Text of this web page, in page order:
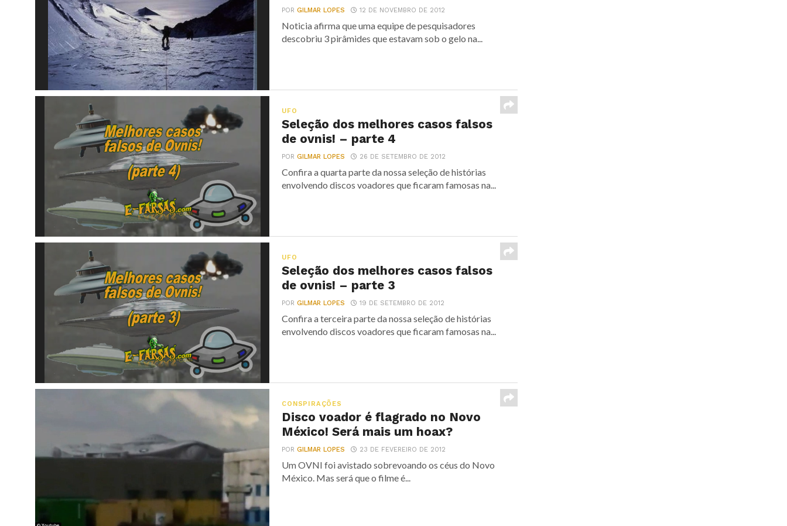
PORGILMAR LOPES 12 DE NOVEMBRO DE 2012
Noticia afirma que uma equipe de pesquisadores
descobriu 3 pirâmides que estavam sob o gelo na...
UFO
Seleção dos melhores casos falsos
de ovnis! – parte 4
PORGILMAR LOPES 26 DE SETEMBRO DE 2012
Confira a quarta parte da nossa seleção de histórias
envolvendo discos voadores que ficaram famosas na...
UFO
Seleção dos melhores casos falsos
de ovnis! – parte 3
PORGILMAR LOPES 19 DE SETEMBRO DE 2012
Confira a terceira parte da nossa seleção de histórias
envolvendo discos voadores que ficaram famosas na...
CONSPIRAÇÕES
Disco voador é flagrado no Novo
México! Será mais um hoax?
PORGILMAR LOPES 23 DE FEVEREIRO DE 2012
Um OVNI foi avistado sobrevoando os céus do Novo
México. Mas será que o filme é...